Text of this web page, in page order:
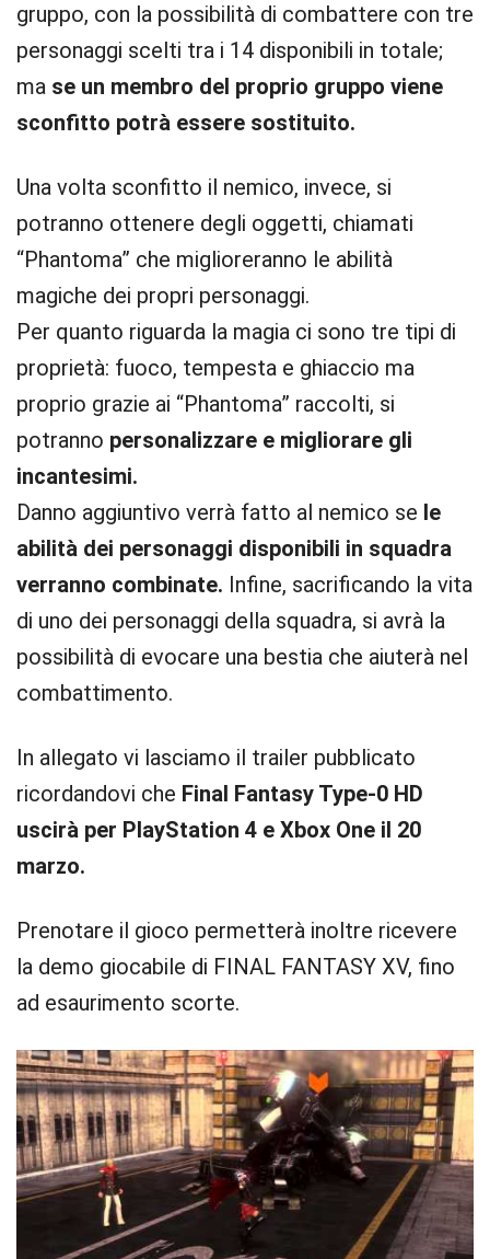
gruppo, con la possibilità di combattere con tre
personaggi scelti tra i 14 disponibili in totale;
ma se un membro del proprio gruppo viene
sconfitto potrà essere sostituito.
Una volta sconfitto il nemico, invece, si
potranno ottenere degli oggetti, chiamati
“Phantoma” che miglioreranno le abilità
magiche dei propri personaggi.
Per quanto riguarda la magia ci sono tre tipi di
proprietà: fuoco, tempesta e ghiaccio ma
proprio grazie ai “Phantoma” raccolti, si
potranno personalizzare e migliorare gli
incantesimi.
Danno aggiuntivo verrà fatto al nemico se le
abilità dei personaggi disponibili in squadra
verranno combinate. Infine, sacrificando la vita
di uno dei personaggi della squadra, si avrà la
possibilità di evocare una bestia che aiuterà nel
combattimento.
In allegato vi lasciamo il trailer pubblicato
ricordandovi che Final Fantasy Type-0 HD
uscirà per PlayStation 4 e Xbox One il 20
marzo.
Prenotare il gioco permetterà inoltre ricevere
la demo giocabile di FINAL FANTASY XV, fino
ad esaurimento scorte.